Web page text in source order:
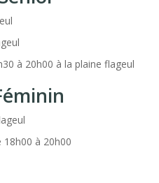
à 20h00 à la plaine flageul
à 20h00